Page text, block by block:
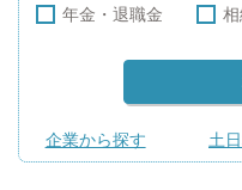
年金・退職金
企業から探す 土